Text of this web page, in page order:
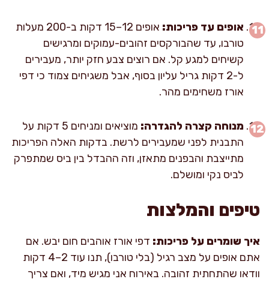
אופים עד פריכות:
אופים 12–15 דקות ב-200 מעלות
טורבו, עד שהבורקסים זהובים-עמוקים ומרגישים
קשיחים למגע קל. אם רוצים צבע חזק יותר, מעבירים
ל-2 דקות גריל עליון בסוף, אבל משגיחים צמוד כי דפי
אורז משחימים מהר.
מנוחה קצרה להגדרה:
מוציאים ומניחים 5 דקות על
התבנית לפני שמעבירים לרשת. בדקות האלה הפריכות
מתייצבת והבפנים מתאזן, וזה ההבדל בין ביס שמתפרק
לביס נקי ומושלם.
טיפים והמלצות
איך שומרים על פריכות: דפי אורז אוהבים חום יבש. אם
אתם אופים על מצב רגיל (בלי טורבו), תנו עוד 2–4 דקות
וודאו שהתחתית זהובה. באירוח אני מגיש מיד, ואם צריך